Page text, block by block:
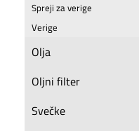
Spreji za verige
Verige
Olja
Oljni filter
Svečke